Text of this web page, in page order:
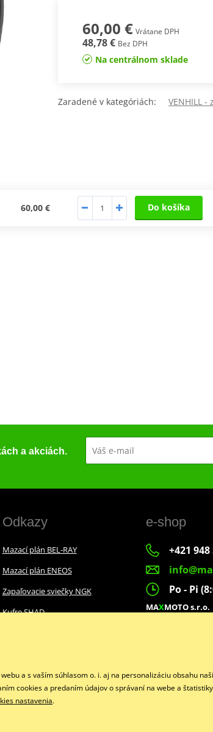
60,00 € Vrátane DPH
48,78 € Bez DPH
Na centrálnom sklade
Zaradené v kategóriách: VENHILL -
60,00 € Do košíka
a akciách.
Odkazy
Mazací plán BEL-RAY
Mazací plán ENEOS
Zapaľovacie sviečky NGK
Kufre SHAD
e-shop
+421
Po - Pi
MAXMOTO s.r.o.
Facebook
a s vaším súhlasom o. i. aj na personalizáciu obsahu
cookies a predaním údajov o správaní na webe a
nastavenia.